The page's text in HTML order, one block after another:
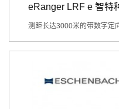
eRanger LRF e 智特
2318
测距长达3000米的带数字定